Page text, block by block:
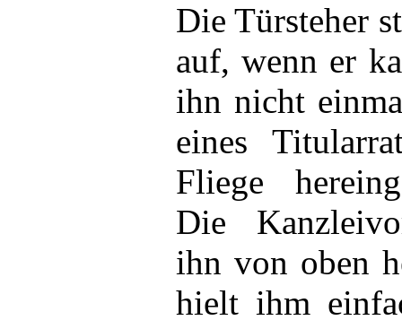
Die Türsteher
auf, wenn er
ihn nicht
eines
Fliege
Die
ihn von oben
hielt ihm